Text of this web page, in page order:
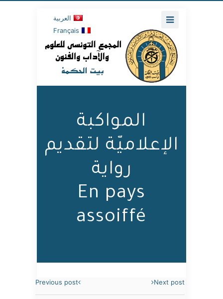
العربية
Français
المواكبة
الإعلاميّة لتقديم
رواية
En pays
assoiffé
Previous post Next post